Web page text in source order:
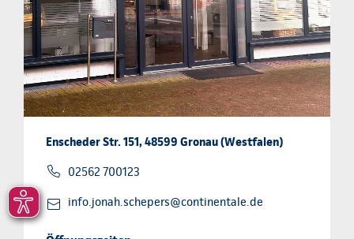
Enscheder Str. 151, 48599 Gronau (Westfalen)
02562 700123
info.jonah.schepers@continentale.de